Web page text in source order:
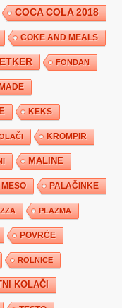
COCA COLA 2018
COKE AND MEALS
FONDAN
KEKS
KROMPIR
MALINE
PALAČINKE
PLAZMA
POVRĆE
ROLNICE
KOLAČI